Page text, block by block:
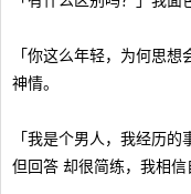
「你这么年轻，为何思
神情。
「我是个男人，我经历的
但回答 却很简练，我相信